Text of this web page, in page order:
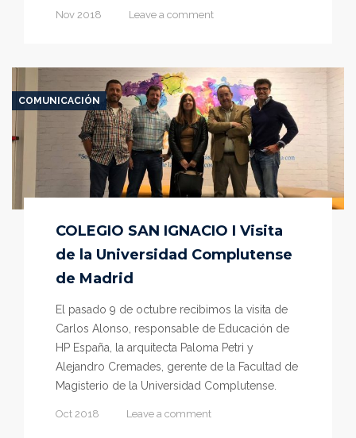
Nov 2018 Leave a comment
COMUNICACIÓN
COLEGIO SAN IGNACIO I Visita
de la Universidad Complutense
de Madrid
El pasado 9 de octubre recibimos la visita de
Carlos Alonso, responsable de Educación de
HP España, la arquitecta Paloma Petri y
Alejandro Cremades, gerente de la Facultad de
Magisterio de la Universidad Complutense.
Oct 2018 Leave a comment